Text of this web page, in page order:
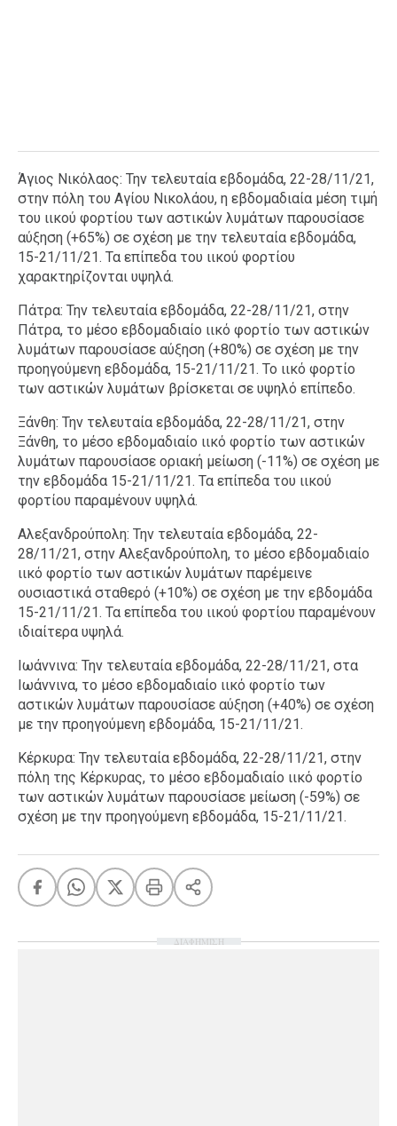
Άγιος Νικόλαος: Την τελευταία εβδομάδα, 22-28/11/21,
στην πόλη του Αγίου Νικολάου, η εβδομαδιαία μέση τιμή
του ιικού φορτίου των αστικών λυμάτων παρουσίασε
αύξηση (+65%) σε σχέση με την τελευταία εβδομάδα,
15-21/11/21. Τα επίπεδα του ιικού φορτίου
χαρακτηρίζονται υψηλά.
Πάτρα: Την τελευταία εβδομάδα, 22-28/11/21, στην
Πάτρα, το μέσο εβδομαδιαίο ιικό φορτίο των αστικών
λυμάτων παρουσίασε αύξηση (+80%) σε σχέση με την
προηγούμενη εβδομάδα, 15-21/11/21. Το ιικό φορτίο
των αστικών λυμάτων βρίσκεται σε υψηλό επίπεδο.
Ξάνθη: Την τελευταία εβδομάδα, 22-28/11/21, στην
Ξάνθη, το μέσο εβδομαδιαίο ιικό φορτίο των αστικών
λυμάτων παρουσίασε οριακή μείωση (-11%) σε σχέση με
την εβδομάδα 15-21/11/21. Τα επίπεδα του ιικού
φορτίου παραμένουν υψηλά.
Αλεξανδρούπολη: Την τελευταία εβδομάδα, 22-
28/11/21, στην Αλεξανδρούπολη, το μέσο εβδομαδιαίο
ιικό φορτίο των αστικών λυμάτων παρέμεινε
ουσιαστικά σταθερό (+10%) σε σχέση με την εβδομάδα
15-21/11/21. Τα επίπεδα του ιικού φορτίου παραμένουν
ιδιαίτερα υψηλά.
Ιωάννινα: Την τελευταία εβδομάδα, 22-28/11/21, στα
Ιωάννινα, το μέσο εβδομαδιαίο ιικό φορτίο των
αστικών λυμάτων παρουσίασε αύξηση (+40%) σε σχέση
με την προηγούμενη εβδομάδα, 15-21/11/21.
Κέρκυρα: Την τελευταία εβδομάδα, 22-28/11/21, στην
πόλη της Κέρκυρας, το μέσο εβδομαδιαίο ιικό φορτίο
των αστικών λυμάτων παρουσίασε μείωση (-59%) σε
σχέση με την προηγούμενη εβδομάδα, 15-21/11/21.
ΔΙΑΦΗΜΙΣΗ